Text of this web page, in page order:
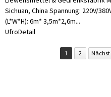
Sichuan, China Spannung: 220V/
(L*W*H): 6m* 3,5m*2,6m...
UfroDetail
1 2 Nächst